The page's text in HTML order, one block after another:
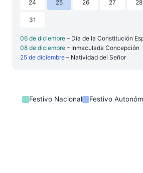
24 25 26 27 28
31
06 de diciembre – Día de la Constitución
08 de diciembre – Inmaculada Concepción
25 de diciembre – Natividad del Señor
Festivo Nacional Festivo